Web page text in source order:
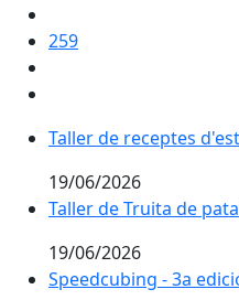
259
Taller de receptes
Taller de receptes
19/06/2026
Taller de Truita de
19/06/2026
Speedcubing - 3a
Speedcubing - 3a